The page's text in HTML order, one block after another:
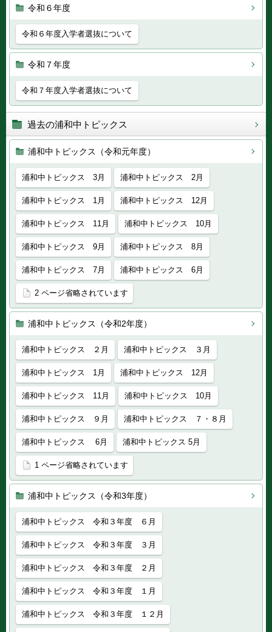
令和６年度
令和６年度入学者選抜について
令和７年度
令和７年度入学者選抜について
過去の浦和中トピックス
浦和中トピックス（令和元年度）
浦和中トピックス 3月 浦和中トピックス 2月
浦和中トピックス 1月 浦和中トピックス 12月
浦和中トピックス 11月 浦和中トピックス 10月
浦和中トピックス 9月 浦和中トピックス 8月
浦和中トピックス 7月 浦和中トピックス 6月
2 ページ省略されています
浦和中トピックス（令和2年度）
浦和中トピックス ２月 浦和中トピックス ３月
浦和中トピックス 1月 浦和中トピックス 12月
浦和中トピックス 11月 浦和中トピックス 10月
浦和中トピックス ９月 浦和中トピックス ７・８月
浦和中トピックス 6月 浦和中トピックス 5月
1 ページ省略されています
浦和中トピックス（令和3年度）
浦和中トピックス 令和３年度 ６月
浦和中トピックス 令和３年度 ３月
浦和中トピックス 令和３年度 ２月
浦和中トピックス 令和３年度 １月
浦和中トピックス 令和３年度 １２月